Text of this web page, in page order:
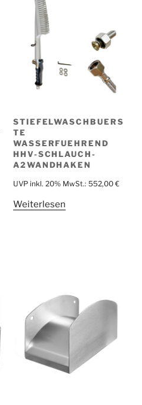
STIEFELWASCHBUERS
TE
WASSERFUEHREND
HHV-SCHLAUCH-
A2WANDHAKEN
UVP inkl. 20% MwSt.: 552,00 €
Weiterlesen